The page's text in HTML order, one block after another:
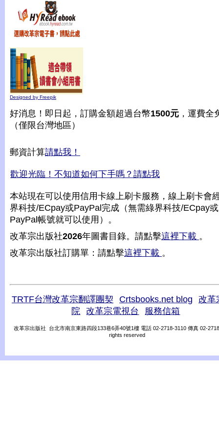
Designed by Freepik
好消息！即日起，訂購金額超過台幣1500元 ，運費全
（僅限台灣地區）
郵資計算請點我！
歡迎光臨！不知道如何下手嗎？請點我
本站現在可以使用信用卡線上刷卡服務，線上刷卡會
界科技/ECpay或PayPal完成（無需綠界科技/ECpay或
PayPal帳號就可以使用）。
改革宗出版社2026年圖書目錄。請點擊這裡下載 。
改革宗出版社訂購單：請點擊這裡下載 。
TRTF台灣改革宗翻譯團契 Crtsbooks.net blog
改革
院
改革宗電視台 服務信箱
改革宗出版社 台北市南京東路四段133巷6弄40號1樓 電話 02-2718-3110 傳真 02-
rights reserved